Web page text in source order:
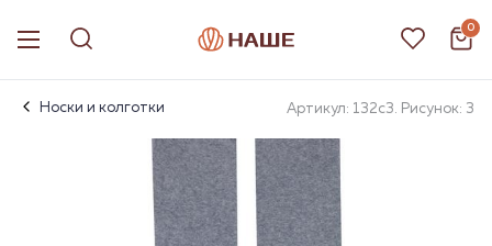
0
Носки и колготки Артикул: 132с3. Рисунок: 3